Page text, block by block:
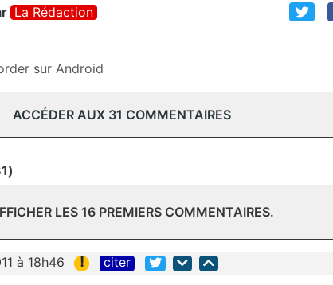
La Rédaction
sur Android
ACCÉDER AUX 31 COMMENTAIRES
LES 16 PREMIERS COMMENTAIRES.
à 18h46 ! citer